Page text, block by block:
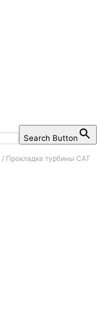
Search Button
/ Прокладка турбины CAT